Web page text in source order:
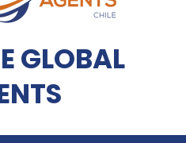
GLOBAL